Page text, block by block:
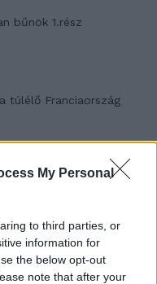
My Personal
to third parties, or
information for
the below opt-out
note that after your
bűnök 1.rész
túlélő Franciaország